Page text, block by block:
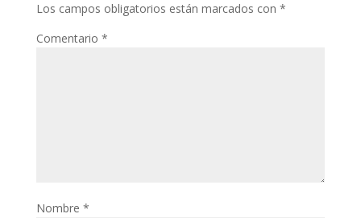
Los campos obligatorios están marcados con *
Comentario *
Nombre *